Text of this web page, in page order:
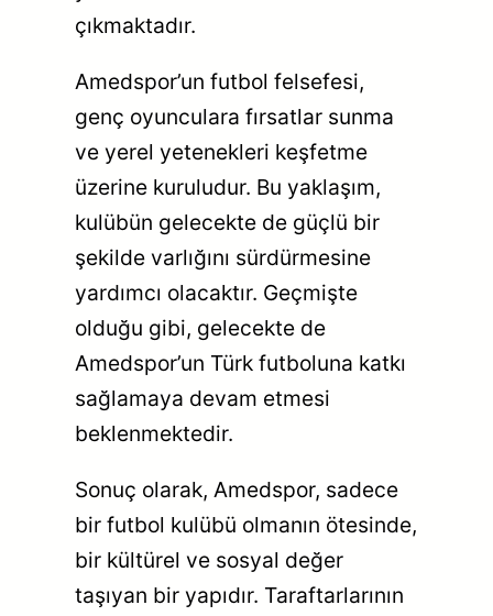
çıkmaktadır.
Amedspor’un futbol felsefesi,
genç oyunculara fırsatlar sunma
ve yerel yetenekleri keşfetme
üzerine kuruludur. Bu yaklaşım,
kulübün gelecekte de güçlü bir
şekilde varlığını sürdürmesine
yardımcı olacaktır. Geçmişte
olduğu gibi, gelecekte de
Amedspor’un Türk futboluna katkı
sağlamaya devam etmesi
beklenmektedir.
Sonuç olarak, Amedspor, sadece
bir futbol kulübü olmanın ötesinde,
bir kültürel ve sosyal değer
taşıyan bir yapıdır. Taraftarlarının